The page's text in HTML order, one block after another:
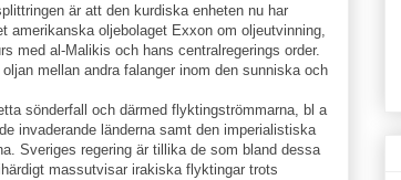
är att den kurdiska enheten nu har
amerikanska oljebolaget Exxon om oljeutvinning,
med al-Malikis och hans centralregerings order.
mellan andra falanger inom den sunniska och
sönderfall och därmed flyktingströmmarna, bl a
invaderande länderna samt den imperialistiska
Sveriges regering är tillika de som bland dessa
massutvisar irakiska flyktingar trots